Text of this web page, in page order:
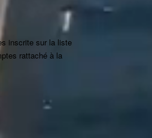
inscrite sur la liste
rattaché à la